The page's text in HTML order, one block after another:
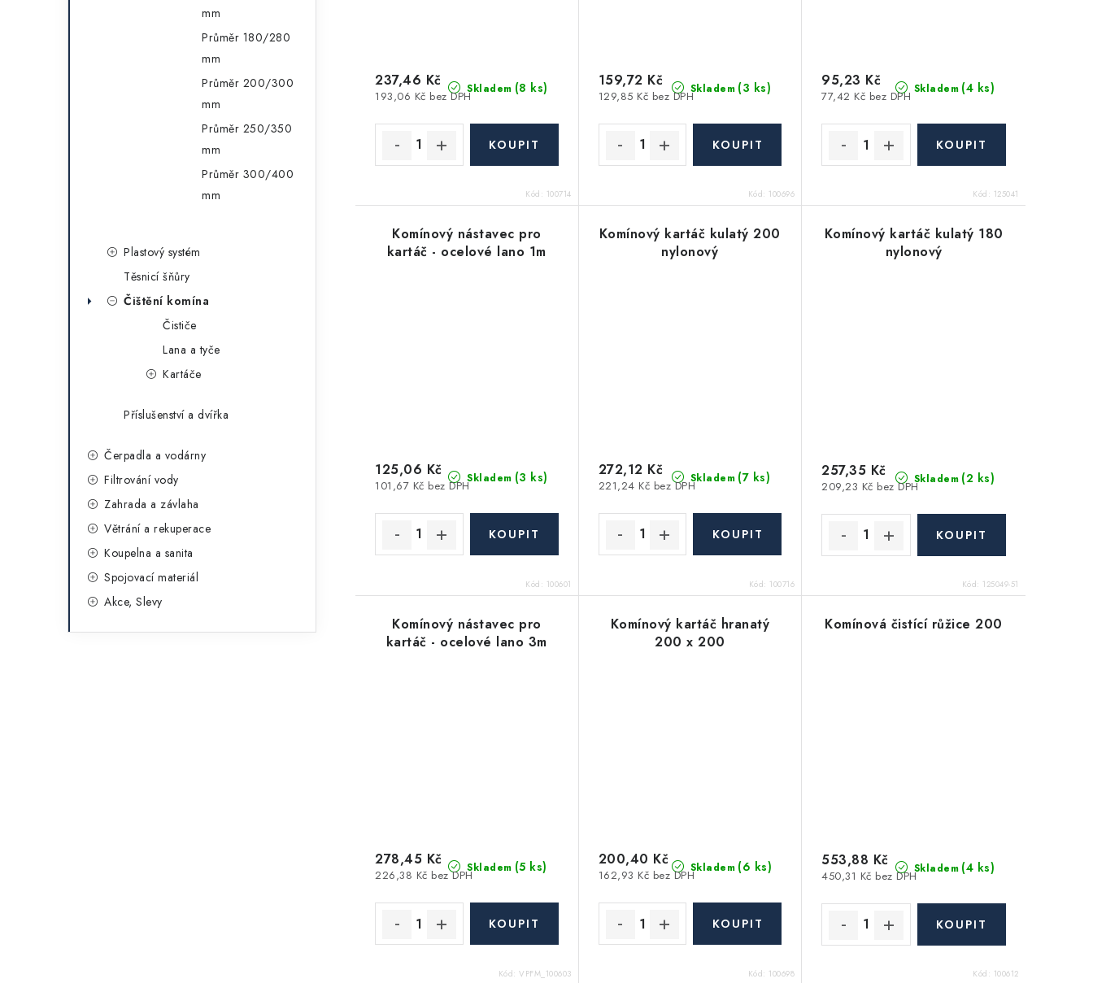
mm
Průměr 180/280
mm
Průměr 200/300
mm
Průměr 250/350
mm
Průměr 300/400
mm
Plastový systém
Těsnicí šňůry
Čištění komína
Čističe
Lana a tyče
Kartáče
Příslušenství a dvířka
Čerpadla a vodárny
Filtrování vody
Zahrada a závlaha
Větrání a rekuperace
Koupelna a sanita
Spojovací materiál
Akce, Slevy
Skladem (8 ks)
193,06 Kč bez DPH
237,46 Kč
Kód: 100714
Skladem (3 ks)
129,85 Kč bez DPH
159,72 Kč
Kód: 100696
Skladem (4 ks)
77,42 Kč bez DPH
95,23 Kč
Kód: 125041
Komínový nástavec pro
kartáč - ocelové lano 1m
Skladem (3 ks)
101,67 Kč bez DPH
125,06 Kč
Kód: 100601
Komínový kartáč kulatý 200
nylonový
Skladem (7 ks)
221,24 Kč bez DPH
272,12 Kč
Kód: 100716
Komínový kartáč kulatý 180
nylonový
Skladem (2 ks)
209,23 Kč bez DPH
257,35 Kč
Kód: 125049-51
Komínový nástavec pro
kartáč - ocelové lano 3m
Skladem (5 ks)
226,38 Kč bez DPH
278,45 Kč
Kód:VPFM_100603
Komínový kartáč hranatý
200 x 200
Skladem (6 ks)
162,93 Kč bez DPH
200,40 Kč
Kód: 100698
Komínová čistící růžice 200
Skladem (4 ks)
450,31 Kč bez DPH
553,88 Kč
Kód: 100612